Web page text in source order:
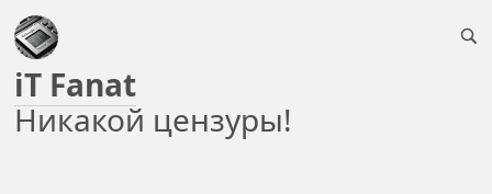
iT Fanat
Никакой цензуры!